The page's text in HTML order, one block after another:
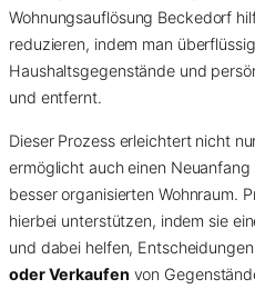
Wohnungsauflösung Beckedorf
reduzieren, indem man
Haushaltsgegenstände und
und entfernt.
Dieser Prozess erleichtert nicht
ermöglicht auch einen
besser organisierten Wohnraum.
hierbei unterstützen, indem sie
und dabei helfen,
oder Verkaufen von